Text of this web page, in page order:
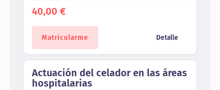
40,00 €
Matricularme Detalle
Actuación del celador en las áreas
hospitalarias